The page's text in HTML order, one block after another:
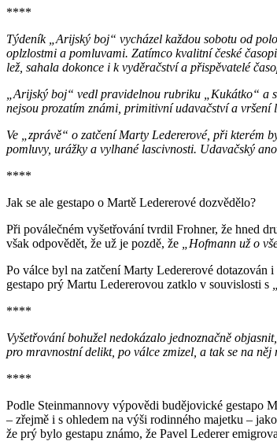
****
Týdeník „Arijský boj“ vycházel každou sobotu od
oplzlostmi a pomluvami. Zatímco kvalitní české
lež, sahala dokonce i k vyděračství a přispěvatelé
„Arijský boj“ vedl pravidelnou rubriku „Kukátko“ a
nejsou prozatím známi, primitivní udavačství a vršení
Ve „zprávě“ o zatčení Marty Ledererové, při kterém
pomluvy, urážky a vylhané lascivnosti. Udavačský
****
Jak se ale gestapo o Martě Ledererové dozvědělo?
Při poválečném vyšetřování tvrdil Frohner, že hned
však odpovědět, že už je pozdě, že
„Hofmann už o
Po válce byl na zatčení Marty Ledererové dotazován
gestapo prý Martu Ledererovou zatklo v souvislosti s
****
Vyšetřování bohužel nedokázalo jednoznačně
pro mravnostní delikt, po válce zmizel, a tak se na
****
Podle Steinmannovy výpovědi budějovické gestapo
– zřejmě i s ohledem na výši rodinného majetku –
že prý bylo gestapu známo, že Pavel Lederer